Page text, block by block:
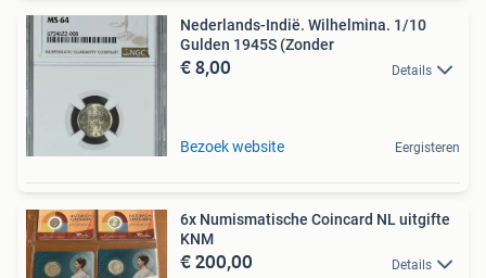
Nederlands-Indië. Wilhelmina. 1/10
Gulden 1945S (Zonder
€ 8,00 Details
Bezoek website Eergisteren
6x Numismatische Coincard NL uitgifte
KNM
€ 200,00 Details